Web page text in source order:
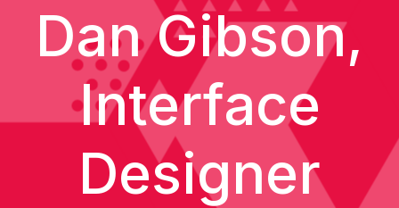
Dan Gibson,
Interface
Designer